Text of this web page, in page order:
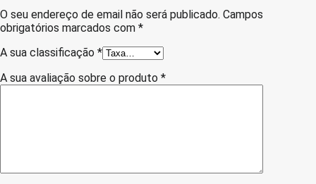
O seu endereço de email não será publicado. Campos
obrigatórios marcados com *
A sua classificação *
A sua avaliação sobre o produto *